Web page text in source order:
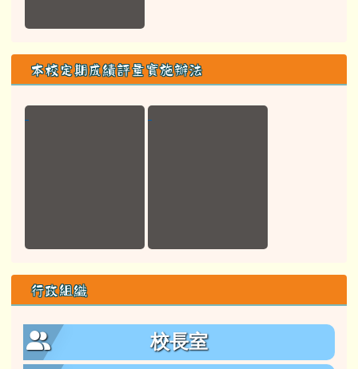
本校定期成績評量實施辦法
行政組織
校長室